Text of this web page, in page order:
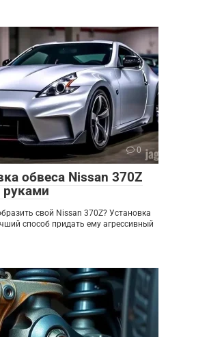
0
обвеса Nissan 370Z
свой Nissan 370Z? Установка
способ придать ему агрессивный